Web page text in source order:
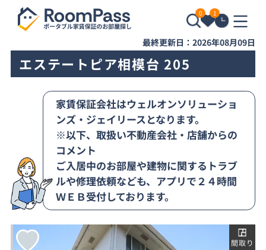
0 1
最終更新日：2026年08月09日
エステートピア相模台 205
家賃保証会社はウェルオンソリューショ
ンズ・ジェイリースとなります。
※以下、取扱い不動産会社・店舗からの
コメント
ご入居中のお部屋や建物に関するトラブ
ルや修理依頼なども、アプリで２４時間
ＷＥＢ受付しております。